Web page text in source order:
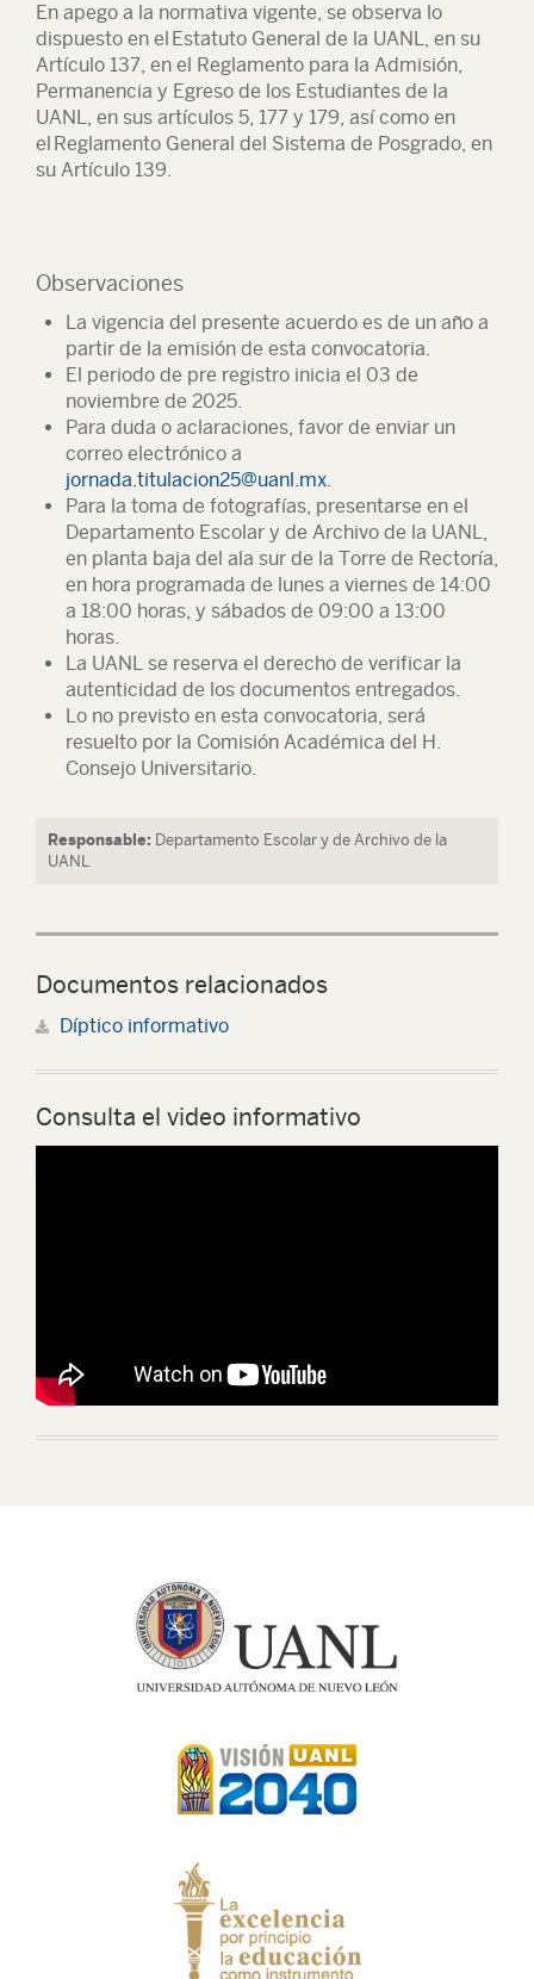
En apego a la normativa vigente, se observa lo
dispuesto en el Estatuto General de la UANL, en su
Artículo 137, en el Reglamento para la Admisión,
Permanencia y Egreso de los Estudiantes de la
UANL, en sus artículos 5, 177 y 179, así como en
el Reglamento General del Sistema de Posgrado, en
su Artículo 139.
Observaciones
La vigencia del presente acuerdo es de un año a
partir de la emisión de esta convocatoria.
El periodo de pre registro inicia el 03 de
noviembre de 2025.
Para duda o aclaraciones, favor de enviar un
correo electrónico a
jornada.titulacion25@uanl.mx.
Para la toma de fotografías, presentarse en el
Departamento Escolar y de Archivo de la UANL,
en planta baja del ala sur de la Torre de Rectoría,
en hora programada de lunes a viernes de 14:00
a 18:00 horas, y sábados de 09:00 a 13:00
horas.
La UANL se reserva el derecho de verificar la
autenticidad de los documentos entregados.
Lo no previsto en esta convocatoria, será
resuelto por la Comisión Académica del H.
Consejo Universitario.
Responsable: Departamento Escolar y de Archivo de la
UANL
Documentos relacionados
Díptico informativo
Consulta el video informativo